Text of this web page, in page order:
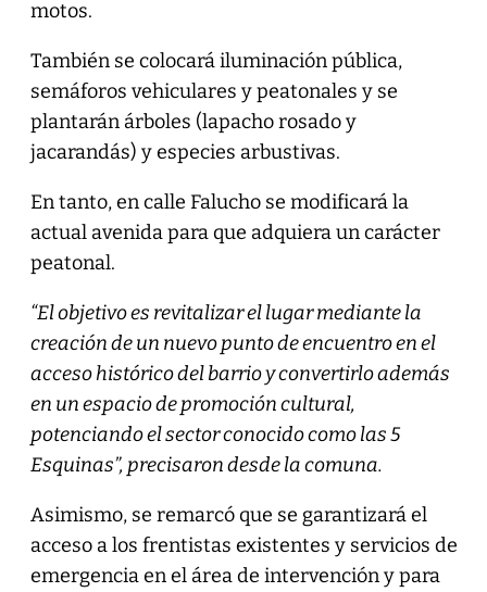
motos.
También se colocará iluminación pública,
semáforos vehiculares y peatonales y se
plantarán árboles (lapacho rosado y
jacarandás) y especies arbustivas.
En tanto, en calle Falucho se modificará la
actual avenida para que adquiera un carácter
peatonal.
“El objetivo es revitalizar el lugar mediante la
creación de un nuevo punto de encuentro en el
acceso histórico del barrio y convertirlo además
en un espacio de promoción cultural,
potenciando el sector conocido como las 5
Esquinas”, precisaron desde la comuna.
Asimismo, se remarcó que se garantizará el
acceso a los frentistas existentes y servicios de
emergencia en el área de intervención y para